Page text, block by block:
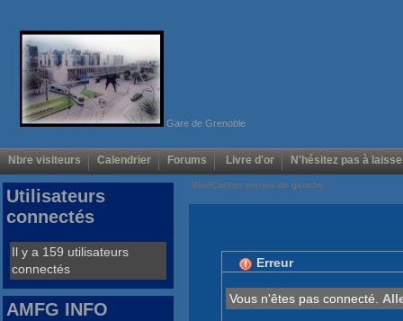
Gare de Grenoble
Nbre visiteurs Calendrier Forums Livre d'or N'hésitez pas à
Voir/Cacher menus de gauche
Erreur
Vous n'êtes pas connecté.
Utilisateurs
connectés
Il y a 159 utilisateurs
connectés
AMFG INFO